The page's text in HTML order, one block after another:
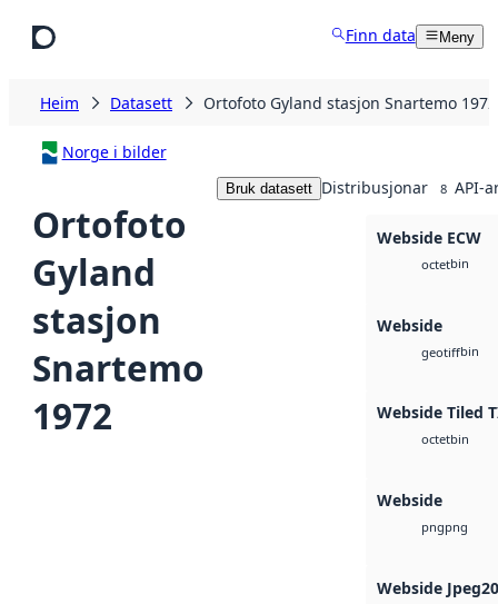
Finn data Meny
Heim Datasett Ortofoto Gyland stasjon Snartemo 1972
Norge i bilder
Ortofoto
Gyland
stasjon
Snartemo
1972
Bruk datasett Distribusjonar 8 API-
Webside ECW
octetbin
Webside
geotiffbin
Webside Tiled
octetbin
Webside
pngpng
Webside